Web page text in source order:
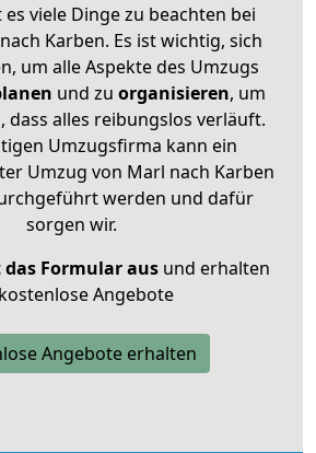
viele Dinge zu beachten bei
Karben. Es ist wichtig, sich
um alle Aspekte des Umzugs
und zu organisieren, um
dass alles reibungslos verläuft.
Umzugsfirma kann ein
Umzug von Marl nach Karben
werden und dafür
sorgen wir.
Formular ausund erhalten
Angebote
Angebote erhalten